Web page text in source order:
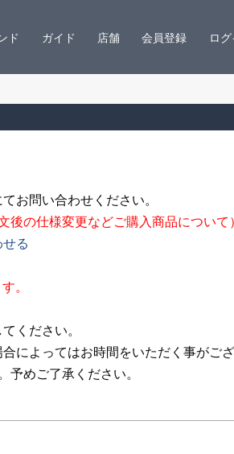
ド ガイド 店舗 会員登録 ロ
お問い合わせください。
後の仕様変更などご購入商品について
る
。
ください。
によってはお時間をいただく事がござ
めご了承ください。